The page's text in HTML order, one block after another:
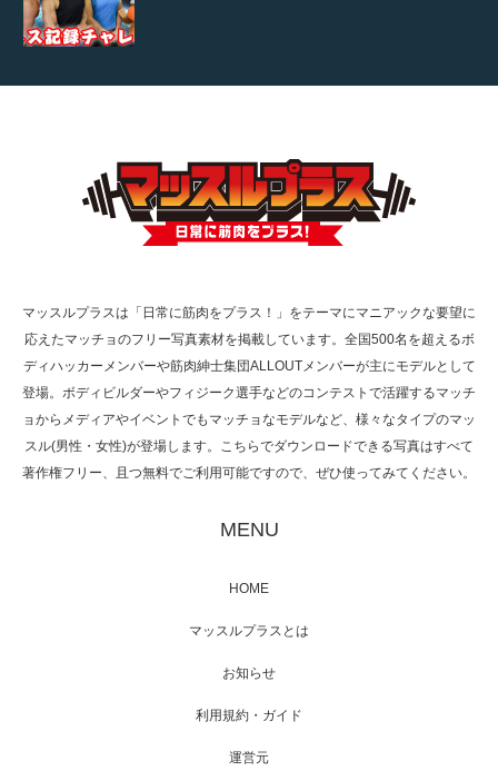
TOKYO FMラジオ番組「ONE MORNING」
で紹介さ…
た（6/8放送）
映画「メカバース」舞台挨拶へマッスルプラ
【TV】NHK BS「COOL JAPAN 」にてマッス
マッスルプラスは「日常に筋肉をプラス！」をテーマにマニアックな要望に
応えたマッチョのフリー写真素材を掲載しています。全国500名を超えるボ
ディハッカーメンバーや筋肉紳士集団ALLOUTメンバーが主にモデルとして
登場。ボディビルダーやフィジーク選手などのコンテストで活躍するマッチ
ョからメディアやイベントでもマッチョなモデルなど、様々なタイプのマッ
スル(男性・女性)が登場します。こちらでダウンロードできる写真はすべて
著作権フリー、且つ無料でご利用可能ですので、ぜひ使ってみてください。
MENU
HOME
マッスルプラスとは
お知らせ
利用規約・ガイド
運営元